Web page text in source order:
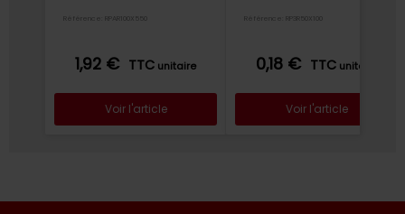
Référence: RPAR100X550
1,92 € TTC unitaire
Voir l'article
Référence: RP3R50X100
0,18 € TTC unitaire
Voir l'article